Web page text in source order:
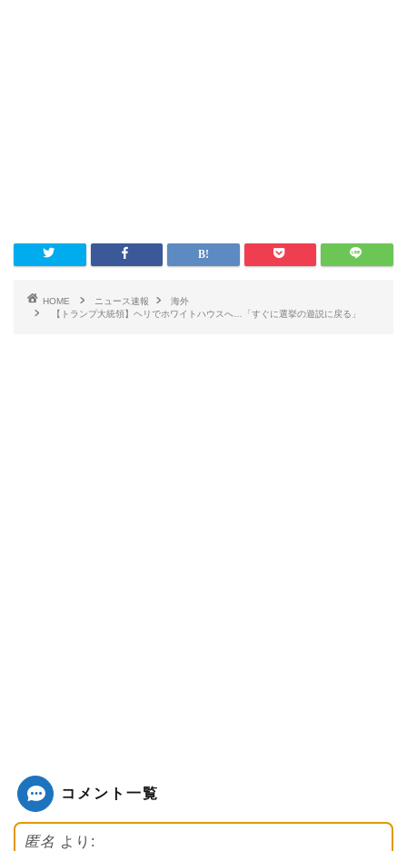
HOME ニュース速報
海外
【トランプ大統領】ヘリでホワイトハウスへ…「すぐに選挙の遊説に戻る」
コメント一覧
匿名 より: